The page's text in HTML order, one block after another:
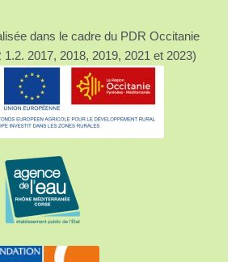
dans le cadre du PDR Occitanie
2017, 2018, 2019, 2021 et 2023)